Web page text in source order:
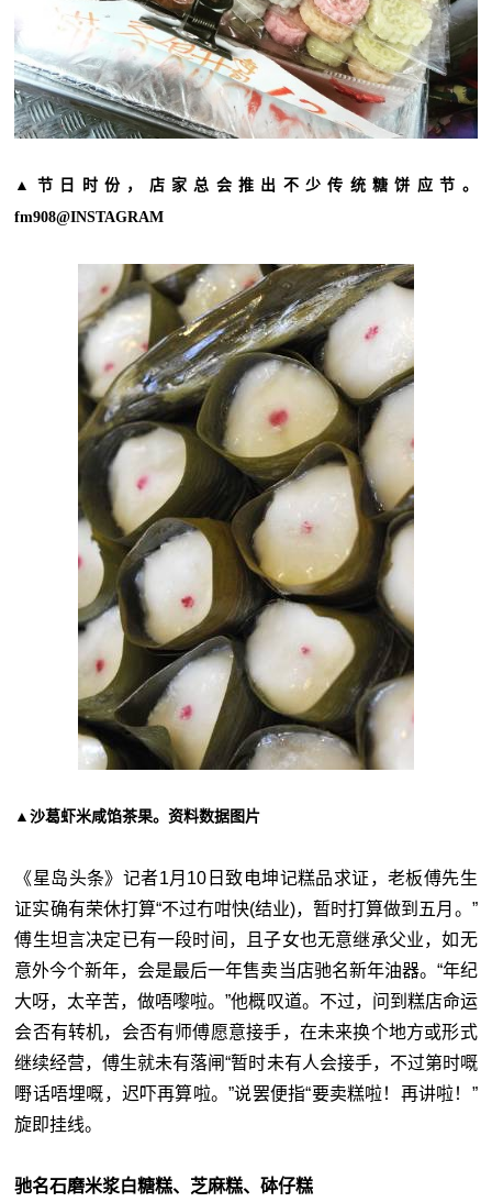
▲节日时份，店家总会推出不少传统糖饼应节。
fm908@INSTAGRAM
▲沙葛虾米咸馅茶果。资料数据图片
《星岛头条》记者1月10日致电坤记糕品求证，老板傅先生
证实确有荣休打算“不过冇咁快(结业)，暂时打算做到五月。”
傅生坦言决定已有一段时间，且子女也无意继承父业，如无
意外今个新年，会是最后一年售卖当店驰名新年油器。“年纪
大呀，太辛苦，做唔嚟啦。”他概叹道。不过，问到糕店命运
会否有转机，会否有师傅愿意接手，在未来换个地方或形式
继续经营，傅生就未有落闸“暂时未有人会接手，不过第时嘅
嘢话唔埋嘅，迟吓再算啦。”说罢便指“要卖糕啦！再讲啦！”
旋即挂线。
驰名石磨米浆白糖糕、芝麻糕、砵仔糕